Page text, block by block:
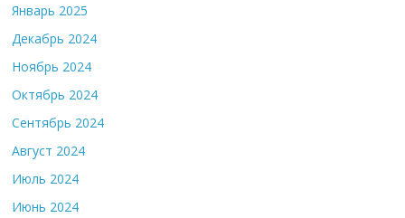
Январь 2025
Декабрь 2024
Ноябрь 2024
Октябрь 2024
Сентябрь 2024
Август 2024
Июль 2024
Июнь 2024